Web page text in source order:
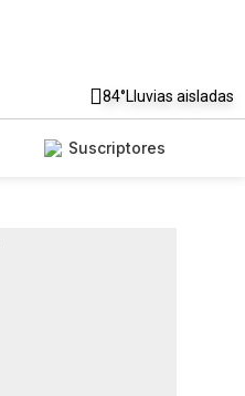
84°Lluvias aisladas
Suscriptores